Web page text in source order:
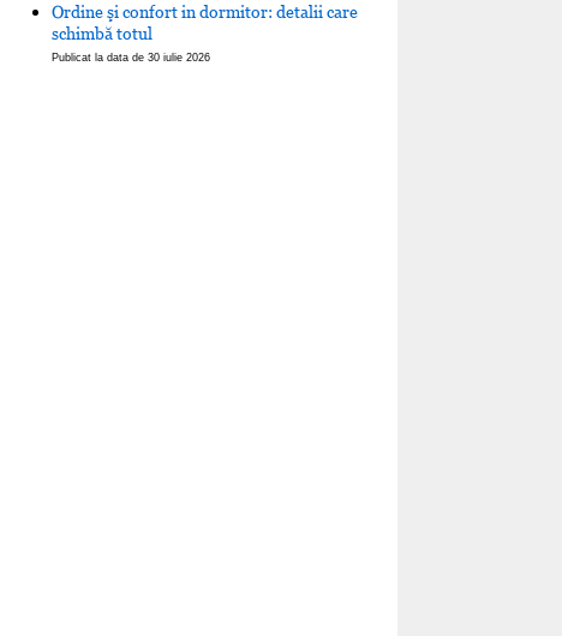
Ordine şi confort in dormitor: detalii care
schimbă totul
Publicat la data de 30 iulie 2026